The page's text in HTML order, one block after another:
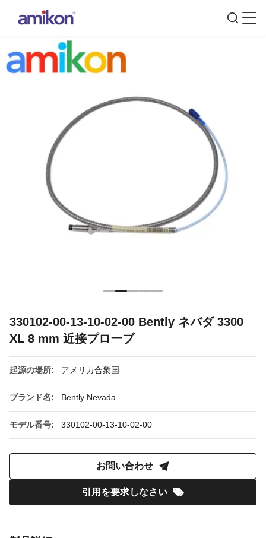
330102-00-13-10-02-00 Bently ネバダ 3300
XL 8 mm 近接プローブ
起源の場所: アメリカ合衆国
ブランド名: Bently Nevada
モデル番号: 330102-00-13-10-02-00
お問い合わせ
引用を要求しなさい